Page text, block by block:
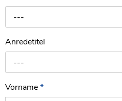
---
Anredetitel
---
Vorname*